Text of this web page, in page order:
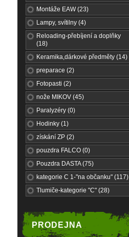
Montáže EAW (23)
Lampy, svítilny (4)
Reloading-přebíjení a doplňky
(18)
Keramika,dárkové předměty (14)
preparace (2)
Fotopasti (2)
nože MIKOV (45)
Paralyzéry (0)
Hodinky (1)
získání ZP (2)
pouzdra FALCO (0)
Pouzdra DASTA (75)
kategorie C 1-"na občanku" (117)
Tlumiče-kategorie "C" (28)
PRODEJNA